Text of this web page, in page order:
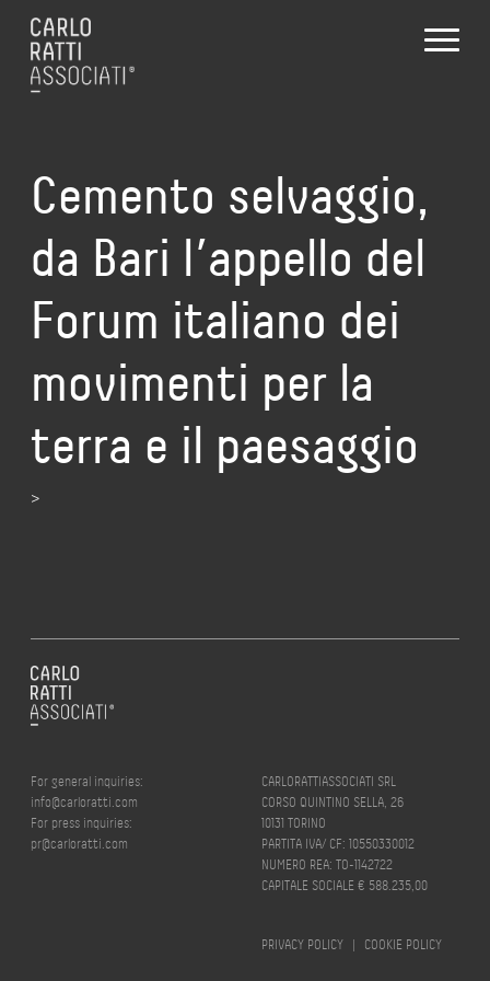
Cemento selvaggio,
da Bari l’appello del
Forum italiano dei
movimenti per la
terra e il paesaggio
>
For general inquiries:
info@carloratti.com
For press inquiries:
pr@carloratti.com
CARLORATTIASSOCIATI SRL
CORSO QUINTINO SELLA, 26
10131 TORINO
PARTITA IVA/ CF: 10550330012
NUMERO REA: TO-1142722
CAPITALE SOCIALE € 588.235,00
PRIVACY POLICY | COOKIE POLICY